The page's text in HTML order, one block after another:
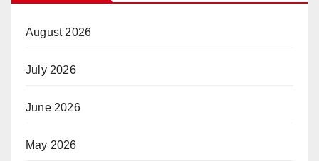
August 2026
July 2026
June 2026
May 2026